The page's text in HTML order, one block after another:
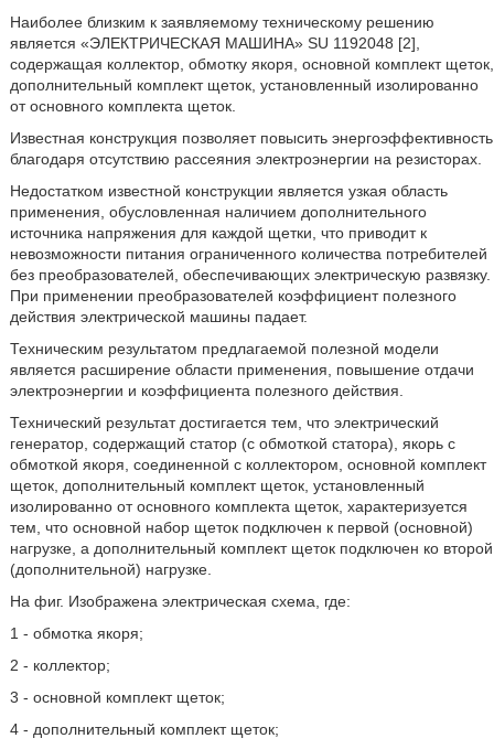
Наиболее близким к заявляемому техническому решению
является «ЭЛЕКТРИЧЕСКАЯ МАШИНА» SU 1192048 [2],
содержащая коллектор, обмотку якоря, основной комплект щеток,
дополнительный комплект щеток, установленный изолированно
от основного комплекта щеток.
Известная конструкция позволяет повысить энергоэффективность
благодаря отсутствию рассеяния электроэнергии на резисторах.
Недостатком известной конструкции является узкая область
применения, обусловленная наличием дополнительного
источника напряжения для каждой щетки, что приводит к
невозможности питания ограниченного количества потребителей
без преобразователей, обеспечивающих электрическую развязку.
При применении преобразователей коэффициент полезного
действия электрической машины падает.
Техническим результатом предлагаемой полезной модели
является расширение области применения, повышение отдачи
электроэнергии и коэффициента полезного действия.
Технический результат достигается тем, что электрический
генератор, содержащий статор (с обмоткой статора), якорь с
обмоткой якоря, соединенной с коллектором, основной комплект
щеток, дополнительный комплект щеток, установленный
изолированно от основного комплекта щеток, характеризуется
тем, что основной набор щеток подключен к первой (основной)
нагрузке, а дополнительный комплект щеток подключен ко второй
(дополнительной) нагрузке.
На фиг. Изображена электрическая схема, где:
1 - обмотка якоря;
2 - коллектор;
3 - основной комплект щеток;
4 - дополнительный комплект щеток;